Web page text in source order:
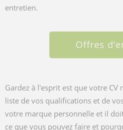
entretien.
Offres
Gardez à l'esprit est que votre CV
liste de vos qualifications et de
votre marque personnelle et il
ce que vous pouvez faire et